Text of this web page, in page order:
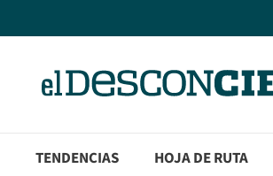
TENDENCIAS HOJA DE RUTA